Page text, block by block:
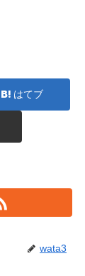
はてブ
wata3